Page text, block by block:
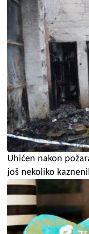
Uhićen nakon
još nekoliko